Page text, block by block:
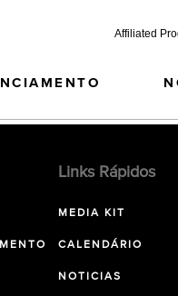
Affiliated
Links Rápidos
MEDIA KIT
CALENDÁRIO
NOTICIAS